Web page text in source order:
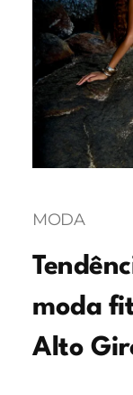
MODA
moda
Alto